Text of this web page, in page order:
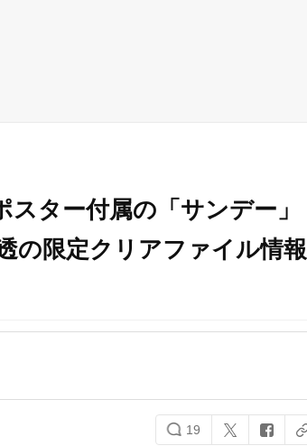
スター付属の「サンデー」
の限定クリアファイル情報
19